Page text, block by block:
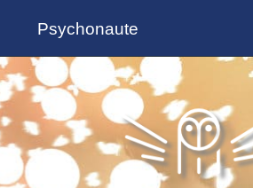
Psychonaute